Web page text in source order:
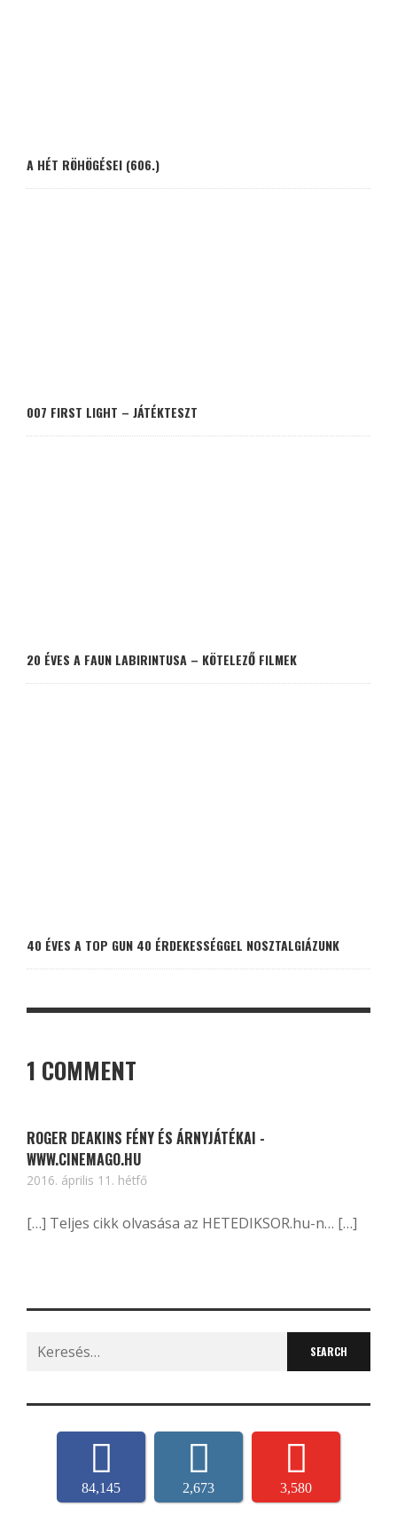
A HÉT RÖHÖGÉSEI (606.)
007 FIRST LIGHT – JÁTÉKTESZT
20 ÉVES A FAUN LABIRINTUSA – KÖTELEZŐ FILMEK
40 ÉVES A TOP GUN 40 ÉRDEKESSÉGGEL NOSZTALGIÁZUNK
1 COMMENT
ROGER DEAKINS FÉNY ÉS ÁRNYJÁTÉKAI -
WWW.CINEMAGO.HU
2016. április 11. hétfő
[…] Teljes cikk olvasása az HETEDIKSOR.hu-n… […]
Search
for:
84,145 2,673 3,580